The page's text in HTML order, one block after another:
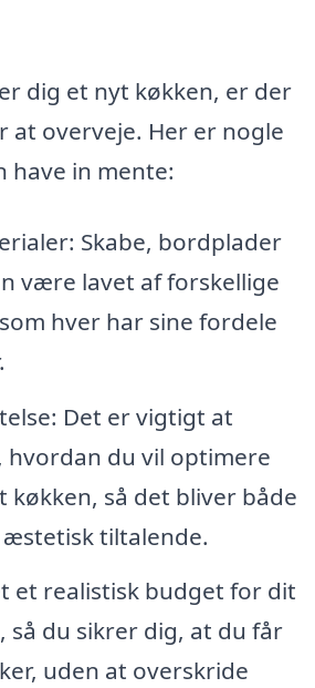
dig et nyt køkken, er der
at overveje. Her er nogle
have in mente:
Skabe, bordplader
være lavet af forskellige
hver har sine fordele
Det er vigtigt at
du vil optimere
køkken, så det bliver både
tiltalende.
et realistisk budget for dit
så du sikrer dig, at du får
uden at overskride